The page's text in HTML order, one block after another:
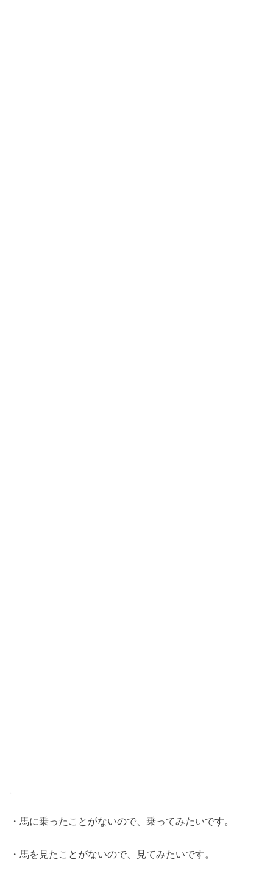
・馬に乗ったことがないので、乗ってみたいです。
・馬を見たことがないので、見てみたいです。